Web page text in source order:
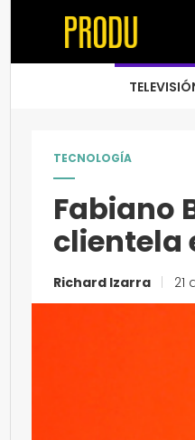
TECNOLOGÍA
Fabiano
clientela
Richard Izarra 21